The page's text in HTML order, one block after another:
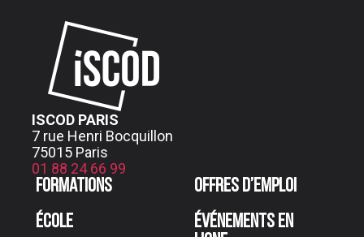
ISCOD PARIS
7 rue Henri Bocquillon
75015 Paris
01 88 24 66 99
Formations
École
Offres d’emploi
Événements en